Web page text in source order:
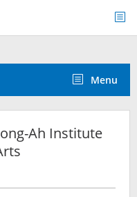
Menu
Ah Institute